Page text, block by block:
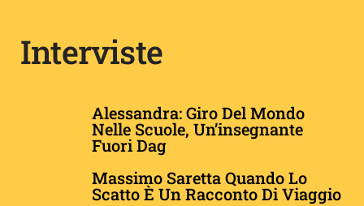
Interviste
Alessandra: Giro Del Mondo
Nelle Scuole, Un’insegnante
Fuori Dag
Massimo Saretta Quando Lo
Scatto È Un Racconto Di Viaggio